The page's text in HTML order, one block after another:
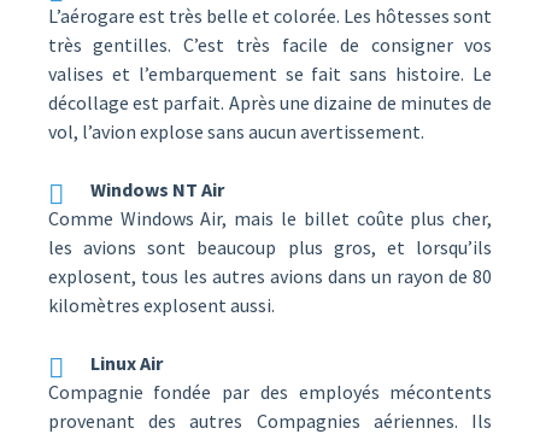
L’aérogare est très belle et colorée. Les hôtesses sont
très gentilles. C’est très facile de consigner vos
valises et l’embarquement se fait sans histoire. Le
décollage est parfait. Après une dizaine de minutes de
vol, l’avion explose sans aucun avertissement.
Windows NT Air
Comme Windows Air, mais le billet coûte plus cher,
les avions sont beaucoup plus gros, et lorsqu’ils
explosent, tous les autres avions dans un rayon de 80
kilomètres explosent aussi.
Linux Air
Compagnie fondée par des employés mécontents
provenant des autres Compagnies aériennes. Ils